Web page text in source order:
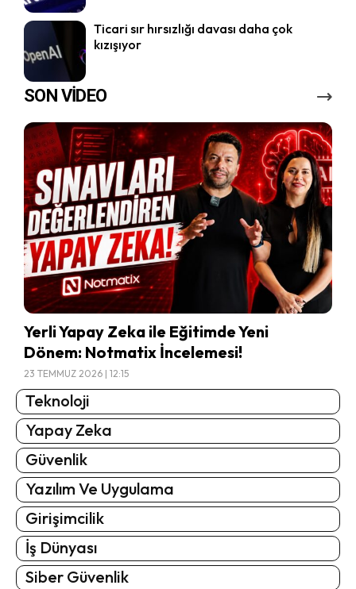
Ticari sır hırsızlığı davası daha çok
kızışıyor
SON VİDEO
Yerli Yapay Zeka ile Eğitimde Yeni
Dönem: Notmatix İncelemesi!
23 TEMMUZ 2026 | 12:15
Teknoloji
Yapay Zeka
Güvenlik
Yazılım Ve Uygulama
Girişimcilik
İş Dünyası
Siber Güvenlik